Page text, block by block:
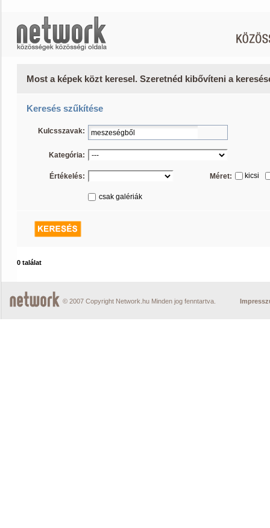
Most a képek közt keresel. Szeretnéd kibővíteni a
Keresés szűkítése
Kulcsszavak:
Kategória:
Értékelés: Méret: kicsi
csak galériák
0 találat
© 2007 Copyright Network.hu Minden jog fenntartva.